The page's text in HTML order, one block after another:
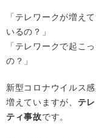
「テレワークが増え
いるの？」
「テレワークで起こ
の？」
新型コロナウイルス
増えていますが、 テ
ティ事故です。